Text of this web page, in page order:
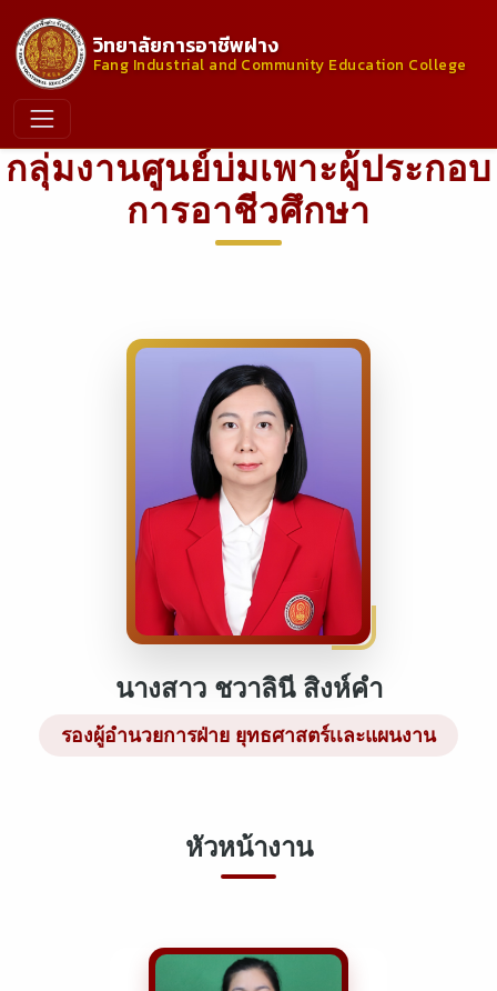
วิทยาลัยการอาชีพฝาง
Fang Industrial and Community Education College
กลุ่มงานศูนย์บ่มเพาะผู้ประกอบ
การอาชีวศึกษา
นางสาว ชวาลินี สิงห์คำ
รองผู้อำนวยการฝ่าย ยุทธศาสตร์เเละแผนงาน
หัวหน้างาน